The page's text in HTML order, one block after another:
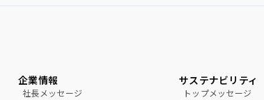
企業情報
社長メッセージ
サステナビリティ
トップメッセージ